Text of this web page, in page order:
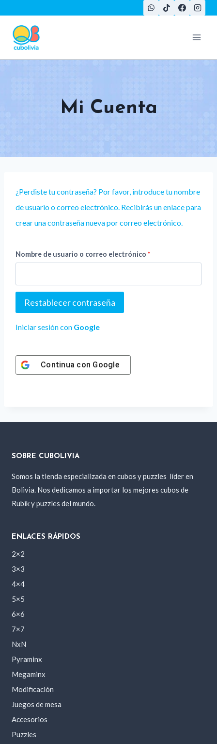
contenido
Mi Cuenta
¿Perdiste tu contraseña? Por favor, introduce tu nombre
de usuario o correo electrónico. Recibirás un enlace para
crear una contraseña nueva por correo electrónico.
Nombre de usuario o correo electrónico *O
l
Restablecer contraseña
Iniciar sesión con Google
Continua con Google
SOBRE CUBOLIVIA
Somos la tienda especializada en cubos y puzzles líder en
Bolivia. Nos dedicamos a importar los mejores cubos de
Rubik y puzzles del mundo.
ENLACES RÁPIDOS
2×2
3×3
4×4
5×5
6×6
7×7
NxN
Pyraminx
Megaminx
Modificación
Juegos de mesa
Accesorios
Puzzles